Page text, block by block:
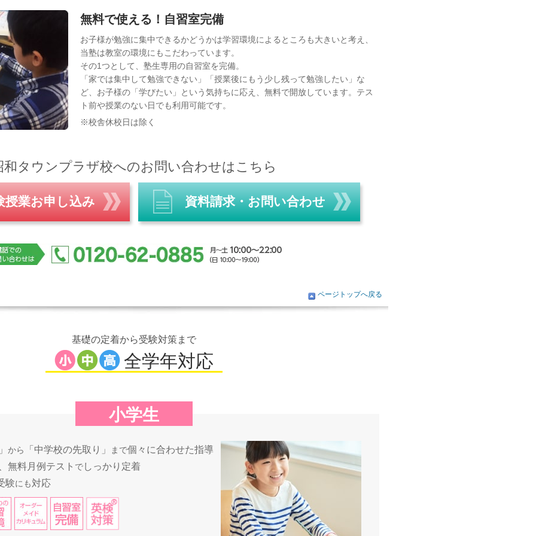
無料で使える！自習室完備
お子様が勉強に集中できるかどうかは学習環境によるところも大きいと考え、
当塾は教室の環境にもこだわっています。
その1つとして、塾生専用の自習室を完備。
「家では集中して勉強できない」「授業後にもう少し残って勉強したい」な
ど、お子様の「学びたい」という気持ちに応え、無料で開放しています。テス
ト前や授業のない日でも利用可能です。
※校舎休校日は除く
和タウンプラザ校へのお問い合わせはこちら
授業お申し込み 資料請求・お問い合わせ
ページトップへ戻る
基礎の定着から受験対策まで
全学年対応
小学生
から 「中学校の先取り」 まで個々に合わせた指導
無料月例テスト でしっかり定着
験にも対応